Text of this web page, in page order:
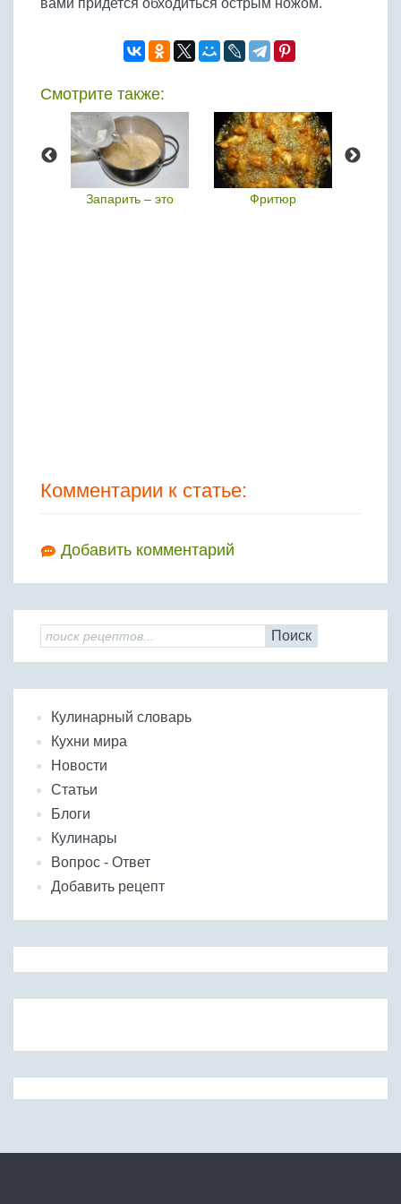
Бобовые
вами придется обходиться острым ножом.
Смотрите также:
Запарить – это Фритюр
Комментарии к статье:
Добавить комментарий
Поиск
Кулинарный словарь
Кухни мира
Новости
Статьи
Блоги
Кулинары
Вопрос - Ответ
Добавить рецепт